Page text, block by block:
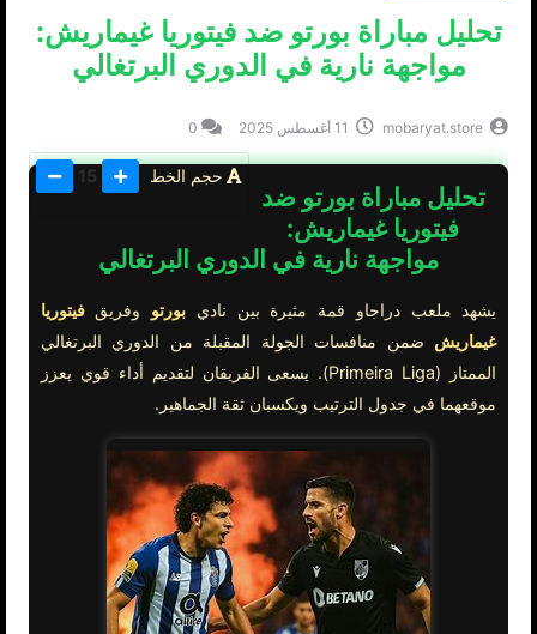
تحليل مباراة بورتو ضد فيتوريا غيماريش:
مواجهة نارية في الدوري البرتغالي
mobaryat.store
0
حجم الخط 15
تحليل مباراة بورتو ضد
فيتوريا غيماريش:
مواجهة نارية في الدوري البرتغالي
يشهد ملعب دراجاو قمة مثيرة بين نادي بورتو وفريقفيتوريا
غيماريش ضمن منافسات الجولة المقبلة من الدوري البرتغالي
الممتاز (Primeira Liga). يسعى الفريقان لتقديم أداء قوي يعزز
موقعهما في جدول الترتيب ويكسبان ثقة الجماهير.